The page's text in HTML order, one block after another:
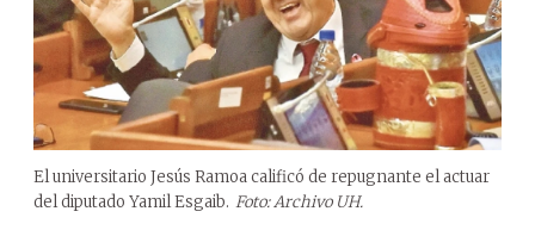
El universitario Jesús Ramoa calificó de repugnante el actuar
del diputado Yamil Esgaib. Foto: Archivo UH.